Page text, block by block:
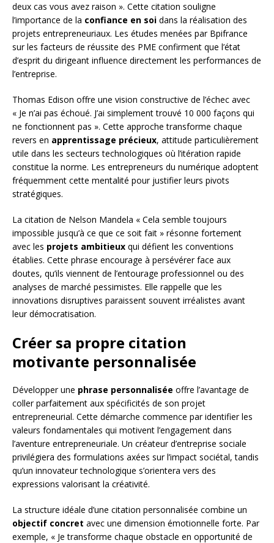
deux cas vous avez raison ». Cette citation souligne
l’importance de la confiance en soi dans la réalisation des
projets entrepreneuriaux. Les études menées par Bpifrance
sur les facteurs de réussite des PME confirment que l’état
d’esprit du dirigeant influence directement les performances de
l’entreprise.
Thomas Edison offre une vision constructive de l’échec avec
« Je n’ai pas échoué. J’ai simplement trouvé 10 000 façons qui
ne fonctionnent pas ». Cette approche transforme chaque
revers en apprentissage précieux, attitude particulièrement
utile dans les secteurs technologiques où l’itération rapide
constitue la norme. Les entrepreneurs du numérique adoptent
fréquemment cette mentalité pour justifier leurs pivots
stratégiques.
La citation de Nelson Mandela « Cela semble toujours
impossible jusqu’à ce que ce soit fait » résonne fortement
avec les projets ambitieux qui défient les conventions
établies. Cette phrase encourage à persévérer face aux
doutes, qu’ils viennent de l’entourage professionnel ou des
analyses de marché pessimistes. Elle rappelle que les
innovations disruptives paraissent souvent irréalistes avant
leur démocratisation.
Créer sa propre citation
motivante personnalisée
Développer une phrase personnalisée offre l’avantage de
coller parfaitement aux spécificités de son projet
entrepreneurial. Cette démarche commence par identifier les
valeurs fondamentales qui motivent l’engagement dans
l’aventure entrepreneuriale. Un créateur d’entreprise sociale
privilégiera des formulations axées sur l’impact sociétal, tandis
qu’un innovateur technologique s’orientera vers des
expressions valorisant la créativité.
La structure idéale d’une citation personnalisée combine un
objectif concret avec une dimension émotionnelle forte. Par
exemple, « Je transforme chaque obstacle en opportunité de